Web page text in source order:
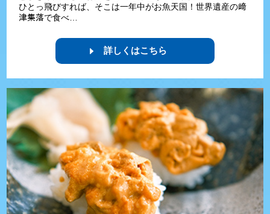
ひとっ飛びすれば、そこは一年中がお魚天国！世界遺産の﨑
津集落で食べ…
詳しくはこちら